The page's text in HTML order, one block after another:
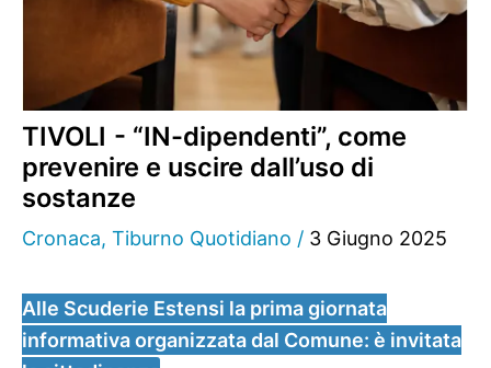
TIVOLI - “IN-dipendenti”, come
prevenire e uscire dall’uso di
sostanze
Cronaca, Tiburno Quotidiano / 3 Giugno 2025
Alle Scuderie Estensi la prima giornata
informativa organizzata dal Comune: è invitata